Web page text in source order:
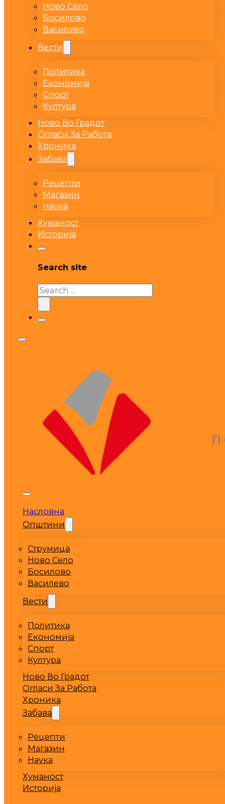
Ново Село
Босилово
Василево
Вести
Политика
Економија
Спорт
Култура
Ново Во Градот
Огласи За Работа
Хроника
Забава
Рецепти
Магазин
Наука
Хуманост
Историја
Search site
Search
Насловна
Општини
Струмица
Ново Село
Босилово
Василево
Вести
Политика
Економија
Спорт
Култура
Ново Во Градот
Огласи За Работа
Хроника
Забава
Рецепти
Магазин
Наука
Хуманост
Историја